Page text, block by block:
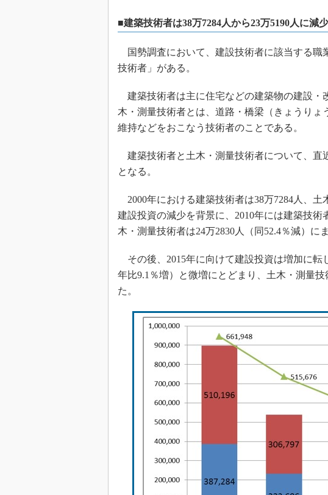
■建築技術者は38万7284人から23万5190人に減少
国勢調査において、建設技術者に該当する職
技術者」がある。
建築技術者は主に住宅などの建築物の建設・
木・測量技術者とは、道路・橋梁（きょうりょ
維持などをおこなう技術者のことである。
建築技術者と土木・測量技術者について、直
となる。
2000年における建築技術者は38万7284人、土
建設投資の減少を背景に、2010年には建築技術
木・測量技術者は24万2830人（同52.4％減）に
その後、2015年に向けて建設投資は増加に転
年比9.1％増）と微増にとどまり、土木・測量
た。